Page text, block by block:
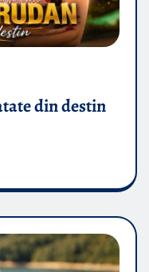
din destin